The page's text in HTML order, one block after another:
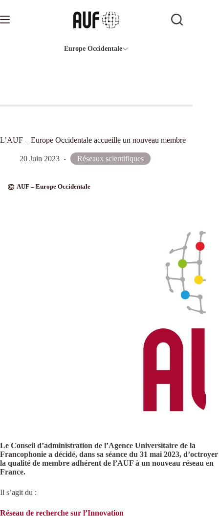
contenu
Europe Occidentale
L’AUF – Europe Occidentale accueille un nouveau membre
20 Juin 2023 Réseaux scientifiques
AUF – Europe Occidentale
Le Conseil d’administration de l’Agence Universitaire de la
Francophonie a décidé, dans sa séance du 31 mai 2023, d’octroyer
la qualité de membre adhérent de l’AUF à un nouveau réseau en
France.
Il s’agit du :
Réseau de recherche sur l’Innovation